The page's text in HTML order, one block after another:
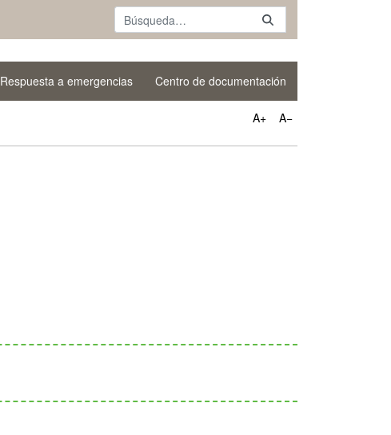
Respuesta a emergencias Centro de documentación
A+ A−